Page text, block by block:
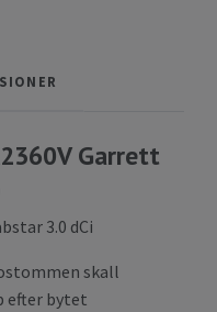
Garrett
3.0 dCi
skall
efter bytet